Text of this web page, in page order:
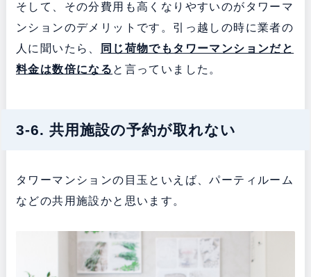
そして、その分費用も高くなりやすいのがタワーマ
ンションのデメリットです。引っ越しの時に業者の
人に聞いたら、
同じ荷物でもタワーマンションだと
料金は数倍になる と言っていました。
3-6. 共用施設の予約が取れない
タワーマンションの目玉といえば、パーティルーム
などの共用施設かと思います。